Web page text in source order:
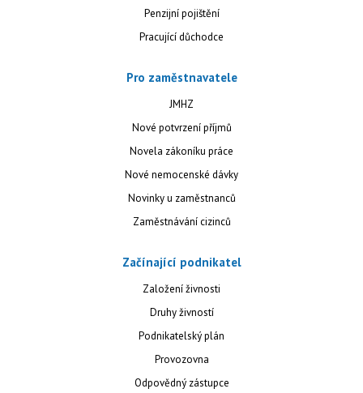
Penzijní pojištění
Pracující důchodce
Pro zaměstnavatele
JMHZ
Nové potvrzení příjmů
Novela zákoníku práce
Nové nemocenské dávky
Novinky u zaměstnanců
Zaměstnávání cizinců
Začínající podnikatel
Založení živnosti
Druhy živností
Podnikatelský plán
Provozovna
Odpovědný zástupce